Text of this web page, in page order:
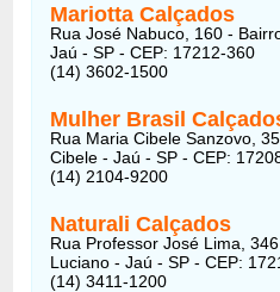
Mariotta Calçados
Rua José Nabuco, 160 -
Jaú - SP - CEP: 17212-360
(14) 3602-1500
Mulher Brasil
Rua Maria Cibele Sanzovo,
Cibele - Jaú - SP - CEP:
(14) 2104-9200
Naturali Calçados
Rua Professor José Lima,
Luciano - Jaú - SP - CEP:
(14) 3411-1200